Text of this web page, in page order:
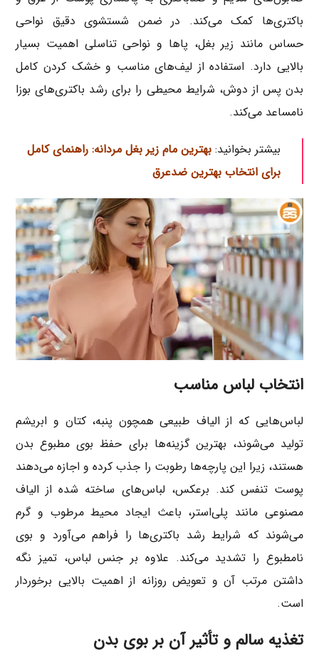
باکتری‌ها کمک می‌کند. در ضمن شستشوی دقیق نواحی
حساس مانند زیر بغل، پاها و نواحی تناسلی اهمیت بسیار
بالایی دارد. استفاده از لیف‌های مناسب و خشک کردن کامل
بدن پس از دوش، شرایط محیطی را برای رشد باکتری‌های بو‌زا
نامساعد می‌کند.
بیشتر بخوانید:بهترین مام زیر بغل مردانه: راهنمای کامل
برای انتخاب بهترین ضدعرق
انتخاب لباس مناسب
لباس‌هایی که از الیاف طبیعی همچون پنبه، کتان و ابریشم
تولید می‌شوند، بهترین گزینه‌ها برای حفظ بوی مطبوع بدن
هستند، زیرا این پارچه‌ها رطوبت را جذب کرده و اجازه می‌دهند
پوست تنفس کند. برعکس، لباس‌های ساخته شده از الیاف
مصنوعی مانند پلی‌استر، باعث ایجاد محیط مرطوب و گرم
می‌شوند که شرایط رشد باکتری‌ها را فراهم می‌آورد و بوی
نامطبوع را تشدید می‌کند. علاوه بر جنس لباس، تمیز نگه
داشتن مرتب آن و تعویض روزانه از اهمیت بالایی برخوردار
است.
تغذیه سالم و تأثیر آن بر بوی بدن